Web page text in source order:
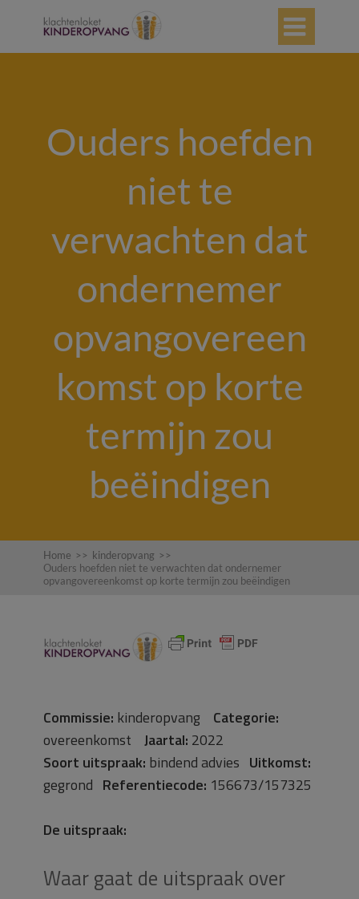

Ouders hoefden
niet te
verwachten dat
ondernemer
opvangovereen
komst op korte
termijn zou
beëindigen
Home >> kinderopvang >>
Ouders hoefden niet te verwachten dat ondernemer
opvangovereenkomst op korte termijn zou beëindigen
Commissie: kinderopvang Categorie:
overeenkomst Jaartal: 2022
Soort uitspraak: bindend advies Uitkomst:
gegrond Referentiecode: 156673/157325
De uitspraak:
Waar gaat de uitspraak over